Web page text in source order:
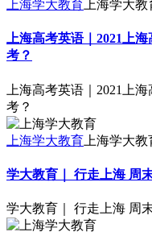
上海学大教育 上海学大教
上海高考英语｜2021上
考？
上海高考英语｜2021上
考？
上海学大教育 上海学大教
学大教育｜ 行走上海 周
学大教育｜ 行走上海 周